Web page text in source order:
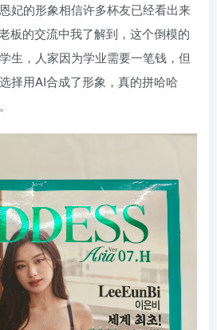
妃的形象相信许多杯友已经看出来
板的交流中我了解到，这个倒模的
生，人家因为学业需要一笔钱，但
择用AI合成了形象，真的拼哈哈